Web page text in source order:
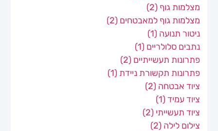
מצלמות גוף (2)
מצלמות גוף למאבטחים (2)
ניטור תנועה (1)
נתבים סלולריים (1)
פתרונות תעשייתיים (2)
פתרונות תקשורת ניידת (1)
ציוד אבטחה (2)
ציוד עמיד (1)
ציוד תעשייתי (2)
צילום לילה (2)